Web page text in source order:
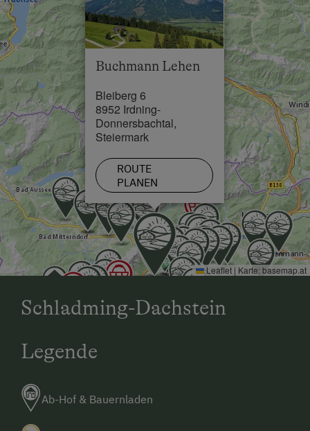
Buchmann Lehen
Bleiberg 6
8952 Irdning-
Donnersbachtal,
Steiermark
ROUTE
PLANEN
Leaflet | Karte:basemap.at
Schladming-Dachstein
Legende
Ab-Hof & Bauernladen